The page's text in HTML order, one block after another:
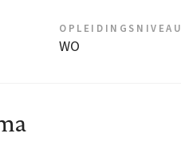
OPLEIDINGSNIVEAU
WO